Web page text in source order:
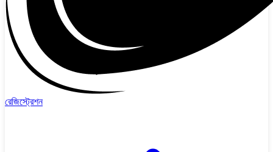
রেজিস্ট্রেশন